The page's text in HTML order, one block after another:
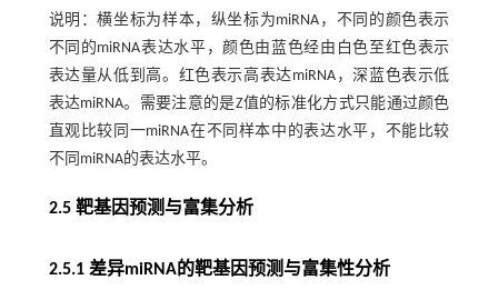
说明：横坐标为样本，纵坐标为miRNA，不同的颜色表示
不同的miRNA表达水平，颜色由蓝色经由白色至红色表示
表达量从低到高。红色表示高表达miRNA，深蓝色表示低
表达miRNA。需要注意的是Z值的标准化方式只能通过颜色
直观比较同一miRNA在不同样本中的表达水平，不能比较
不同miRNA的表达水平。
2.5 靶基因预测与富集分析
2.5.1 差异miRNA的靶基因预测与富集性分析